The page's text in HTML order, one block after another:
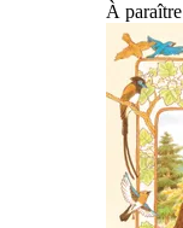
À paraître